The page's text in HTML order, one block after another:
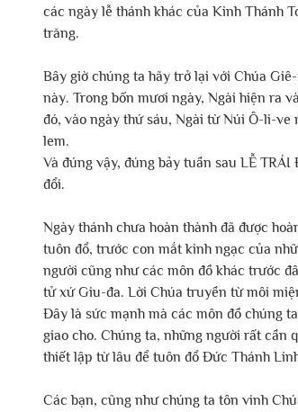
các ngày lễ thánh khác của Kinh Thánh
trăng.
Bây giờ chúng ta hãy trở lại với Chúa
này. Trong bốn mươi ngày, Ngài hiện ra
đó, vào ngày thứ sáu, Ngài từ Núi Ô-li-
lem.
Và đúng vậy, đúng bảy tuần sau LỄ
đổi.
Ngày thánh chưa hoàn thành đã được
tuôn đổ, trước con mắt kinh ngạc của
người cũng như các môn đồ khác trước
tử xứ Giu-đa. Lời Chúa truyền từ môi
Đây là sức mạnh mà các môn đồ chúng
giao cho. Chúng ta, những người rất cần
thiết lập từ lâu để tuôn đổ Đức Thánh
Các bạn, cũng như chúng ta tôn vinh